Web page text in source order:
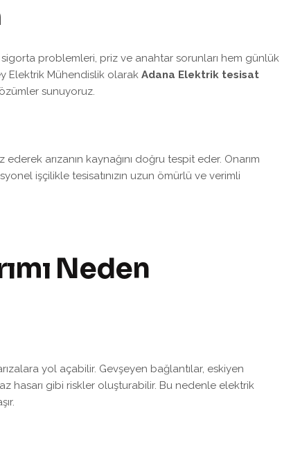
problemleri, priz ve anahtar sorunları hem günlük
Elektrik Mühendislik olarakAdana Elektrik tesisat
sunuyoruz.
arızanın kaynağını doğru tespit eder. Onarım
işçilikle tesisatınızın uzun ömürlü ve verimli
Neden
yol açabilir. Gevşeyen bağlantılar, eskiyen
hasarı gibi riskler oluşturabilir. Bu nedenle elektrik